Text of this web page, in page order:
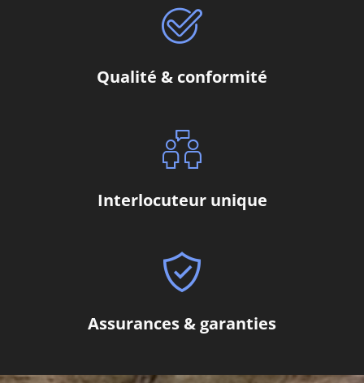
Qualité & conformité
Interlocuteur unique
Assurances & garanties